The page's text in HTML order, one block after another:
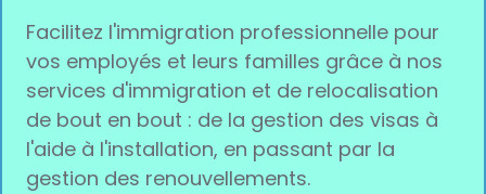
Facilitez l'immigration professionnelle pour
vos employés et leurs familles grâce à nos
services d'immigration et de relocalisation
de bout en bout : de la gestion des visas à
l'aide à l'installation, en passant par la
gestion des renouvellements.